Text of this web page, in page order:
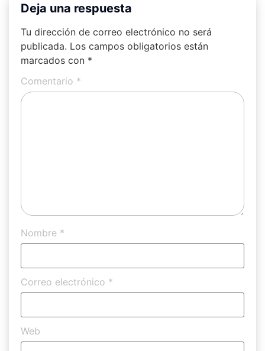
Deja una respuesta
Tu dirección de correo electrónico no será
publicada. Los campos obligatorios están
marcados con *
Comentario *
Nombre *
Correo electrónico *
Web